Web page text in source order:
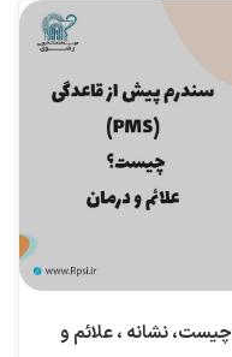
سندرم پیش از قاعدگی یا PMS چیست، نشانه ، علائم و